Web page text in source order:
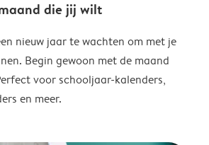
die jij wilt
nieuw jaar te wachten om met je
Begin gewoon met de maand
voor schooljaar-kalenders,
en meer.